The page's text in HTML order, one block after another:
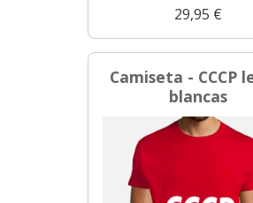
29,95 €
Camiseta - CCCP
blancas